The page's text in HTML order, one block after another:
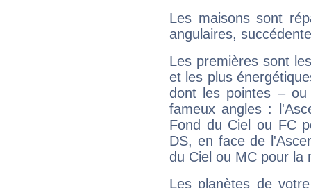
Les maisons sont
angulaires,
Les premières sont
et les plus
dont les pointes –
fameux angles :
Fond du Ciel ou FC
DS, en face de
du Ciel ou MC pour la
Les planètes de